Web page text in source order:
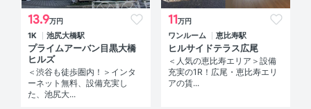
13.9万円
1K 池尻大橋駅
プライムアーバン目黒大橋
ヒルズ
＜渋谷も徒歩圏内！＞インタ
ーネット無料、設備充実し
た、池尻大...
11万円
ワンルーム 恵比寿駅
ヒルサイドテラス広尾
＜人気の恵比寿エリア＞設備
充実の1R！広尾・恵比寿エリ
アの賃...